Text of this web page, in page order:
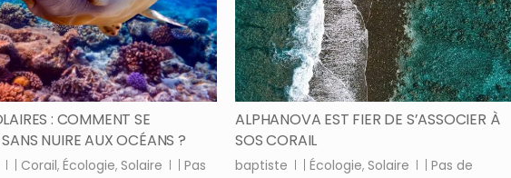
: COMMENT SE
NUIRE AUX OCÉANS ?
| Corail,Écologie,Solaire |Pas
ALPHANOVA EST FIER DE S’ASSOCIER À
SOS CORAIL
baptiste |Écologie,Solaire |Pas de